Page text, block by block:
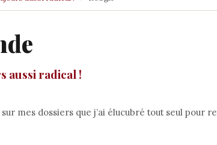
aussi radical !
mes dossiers que j’ai élucubré tout seul pour